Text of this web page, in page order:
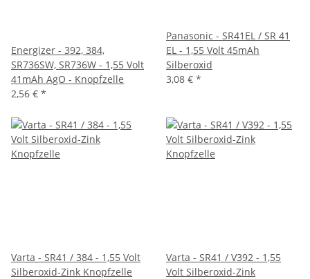
Energizer - 392, 384,
SR736SW, SR736W - 1,55 Volt
41mAh AgO - Knopfzelle
2,56 € *
Panasonic - SR41EL / SR 41
EL - 1,55 Volt 45mAh
Silberoxid
3,08 € *
Varta - SR41 / 384 - 1,55 Volt
Silberoxid-Zink Knopfzelle
Varta - SR41 / V392 - 1,55
Volt Silberoxid-Zink